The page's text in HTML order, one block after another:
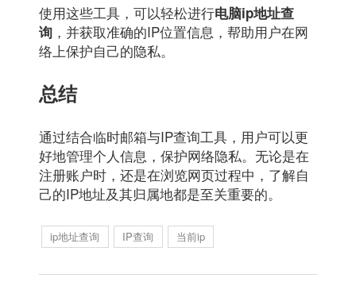
使用这些工具，可以轻松进行电脑ip地址查
询 ，并获取准确的IP位置信息，帮助用户在网
络上保护自己的隐私。
总结
通过结合临时邮箱与IP查询工具，用户可以更
好地管理个人信息，保护网络隐私。无论是在
注册账户时，还是在浏览网页过程中，了解自
己的IP地址及其归属地都是至关重要的。
ip地址查询 IP查询 当前ip